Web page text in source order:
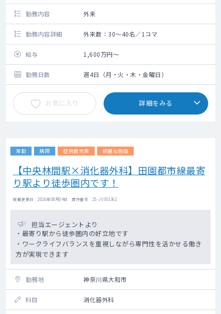
勤務内容 外来
勤務内容詳細 外来数：30～40名／1コマ
給与 1,600万円～
勤務日数 週4日（月・火・木・金曜日）
お気に入り 詳細をみる
常勤 病院 症例数充実 綺麗な施設
【中央林間駅×消化器外科】田園都市線最寄
り駅より徒歩圏内です！
掲載更新日 : 2026年08月04日 案件番号 : 25-JV301362
担当エージェントより
・最寄り駅から徒歩圏内の好立地です
・ワークライフバランスを重視しながら専門性を活かせる働き
方が実現できます
勤務地 神奈川県大和市
科目 消化器外科